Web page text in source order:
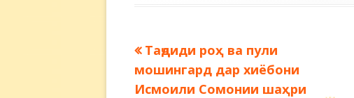
Навигация
по
Предыдущая
запись:
Таҷдиди роҳ ва пули
мошингард дар хиёбони
Исмоили Сомонии шаҳри